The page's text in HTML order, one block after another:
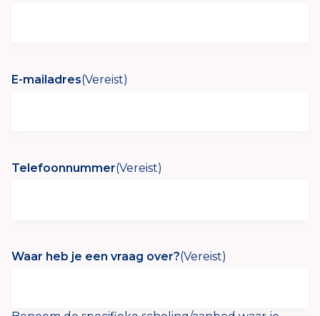
E-mailadres(Vereist)
Telefoonnummer(Vereist)
Waar heb je een vraag over?(Vereist)